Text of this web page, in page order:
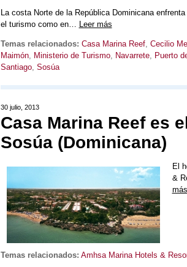
La costa Norte de la República Dominicana
el turismo como en… Leer más
Temas relacionados: Casa Marina Reef, Cecilio
Maimón, Ministerio de Turismo, Navarrete, Puerto
Santiago, Sosúa
30 julio, 2013
Casa Marina Reef es
Sosúa (Dominicana)
El
&
más
Temas relacionados: Amhsa Marina Hotels &